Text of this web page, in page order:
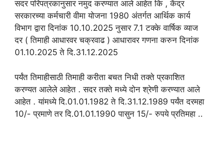
सदर परिपत्रकानुसार नमुद करण्यात आले आहेत कि , केंद्र
सरकारच्या कर्मचारी वीमा योजना 1980 अंतर्गत आर्थिक कार्य
विभाग द्वारा दिनांक 10.10.2025 नुसार 7.1 टक्के वार्षिक व्याज
दर ( तिमाही आधारवर चक्रवाढ ) आधारावर गणना करुन दिनांक
01.10.2025 ते दि.31.12.2025
पर्यंत तिमाहीसाठी तिमाही करीता बचत निधी तक्ते प्रकाशित
करण्यत आलेले आहेत . सदर तक्ते मध्ये दोन श्रेणी करण्यात आले
आहेत . यांमध्ये दि.01.01.1982 ते दि.31.12.1989 पर्यंत दरमहा
10/- प्रमाणे तर दि.01.01.1990 पासुन 15/- रुपये प्रतिमहा ..